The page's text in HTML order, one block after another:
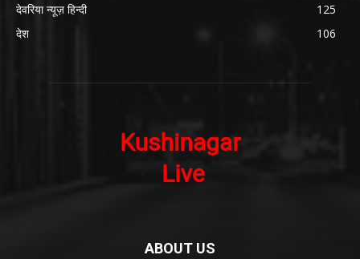
देवरिया न्यूज़ हिन्दी
125
देश
106
ABOUT US